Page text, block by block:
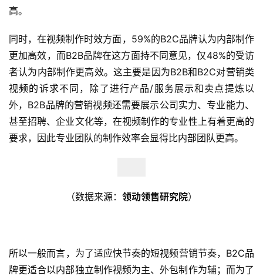
高。
同时，在视频制作时效方面，59%的B2C品牌认为内部制作
更加高效，而B2B品牌在这方面持不同意见，仅48%的受访
者认为内部制作更高效。这主要是因为B2B和B2C对营销类
视频的诉求不同，除了进行产品/服务展示和卖点提炼以
外，B2B品牌的营销视频还需要展示公司实力、专业能力、
甚至招聘、企业文化等，在视频制作的专业性上有着更高的
要求，因此专业团队的制作效率会显得比内部团队更高。
（数据来源： 领动领售研究院）
所以一般而言，为了适应快节奏的短视频营销节奏，B2C品
牌更适合以内部独立制作视频为主、外包制作为辅；而为了